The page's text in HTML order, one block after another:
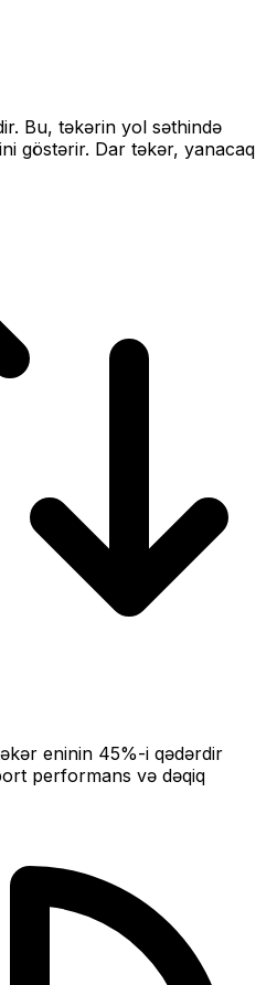
Bu, təkərin yol səthində
göstərir. Dar təkər, yanacaq
eninin 45%-i qədərdir
performans və dəqiq